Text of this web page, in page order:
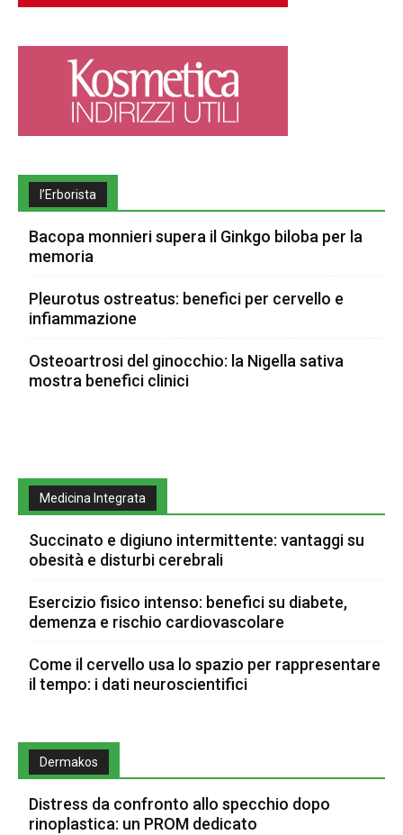
l’Erborista
Bacopa monnieri supera il Ginkgo biloba per la
memoria
Pleurotus ostreatus: benefici per cervello e
infiammazione
Osteoartrosi del ginocchio: la Nigella sativa
mostra benefici clinici
Medicina Integrata
Succinato e digiuno intermittente: vantaggi su
obesità e disturbi cerebrali
Esercizio fisico intenso: benefici su diabete,
demenza e rischio cardiovascolare
Come il cervello usa lo spazio per rappresentare
il tempo: i dati neuroscientifici
Dermakos
Distress da confronto allo specchio dopo
rinoplastica: un PROM dedicato